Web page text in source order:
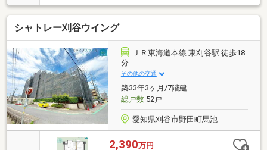
♪◇周辺環境◇・東刈谷小学校…徒歩約15分（約1200
ｍ）・朝日中学校…徒歩約29分（約2300ｍ）・東刈谷
幼児園…徒歩約18分（約1400ｍ）・アオキスーパー刈
谷店…徒歩約7分（約550ｍ）・ミニストップ刈谷板倉
町店…徒歩約4分（約250ｍ）・スギドラッグ東刈谷
店…徒歩約14分（約1100ｍ）・刈谷野田郵便局…徒歩
約22分（約1700ｍ）・本林公園…徒歩約5分（約400
ｍ）
シャトレー刈谷ウイング
ＪＲ東海道本線 東刈谷駅 徒歩18
分
その他の交通
築33年3ヶ月/7階建
総戸数52戸
愛知県刈谷市野田町馬池
2,390万円